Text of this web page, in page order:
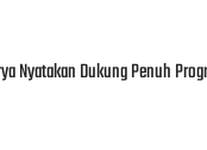
Nyatakan Dukung Penuh